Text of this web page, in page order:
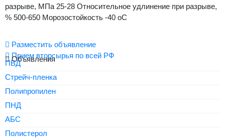
разрыве, МПа 25-28 Относительное удлинение при разрыве,
% 500-650 Морозостойкость -40 оС
Разместить объявление
Прием вторсырья по всей РФ
Объявления
ПВД
Стрейч-пленка
Полипропилен
ПНД
АБС
Полистерол